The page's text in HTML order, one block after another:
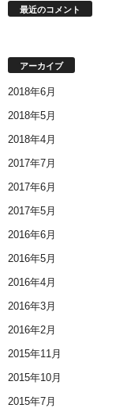
最近のコメント
アーカイブ
2018年6月
2018年5月
2018年4月
2017年7月
2017年6月
2017年5月
2016年6月
2016年5月
2016年4月
2016年3月
2016年2月
2015年11月
2015年10月
2015年7月